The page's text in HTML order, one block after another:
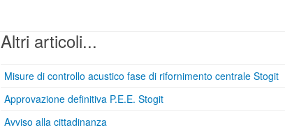
Altri articoli...
Misure di controllo acustico fase di rifornimento centrale Stogit
Approvazione definitiva P.E.E. Stogit
Avviso alla cittadinanza